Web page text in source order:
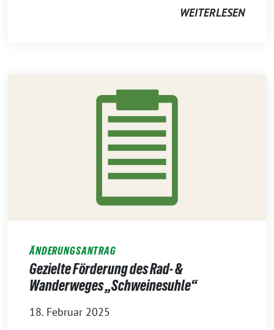
WEITERLESEN
ÄNDERUNGSANTRAG
Gezielte Förderung des Rad- &
Wanderweges „Schweinesuhle“
18. Februar 2025